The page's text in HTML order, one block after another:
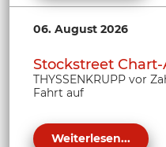
06. August 2026
Stockstreet
THYSSENKRUPP vor
Fahrt auf
Weiterlesen...